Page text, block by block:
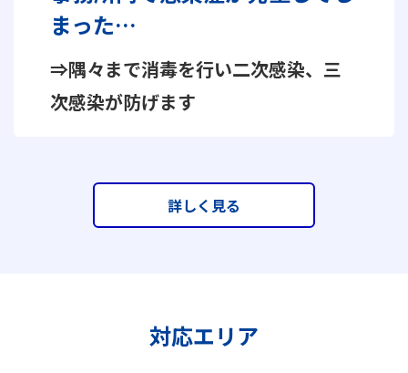
まった…
⇒隅々まで消毒を行い二次感染、三
次感染が防げます
詳しく見る
対応エリア